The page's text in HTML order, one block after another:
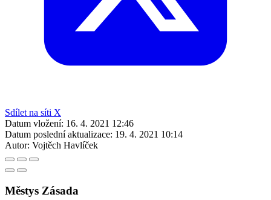
Sdílet na síti X
Datum vložení: 16. 4. 2021 12:46
Datum poslední aktualizace: 19. 4. 2021 10:14
Autor: Vojtěch Havlíček
Městys Zásada